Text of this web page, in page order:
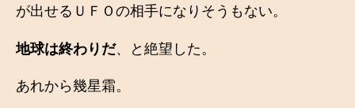
が出せるＵＦＯの相手になりそうもない。
地球は終わりだ、と絶望した。
あれから幾星霜。